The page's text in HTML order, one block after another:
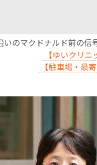
のマクドナルド前の信
【ゆいクリ
【駐車場・最